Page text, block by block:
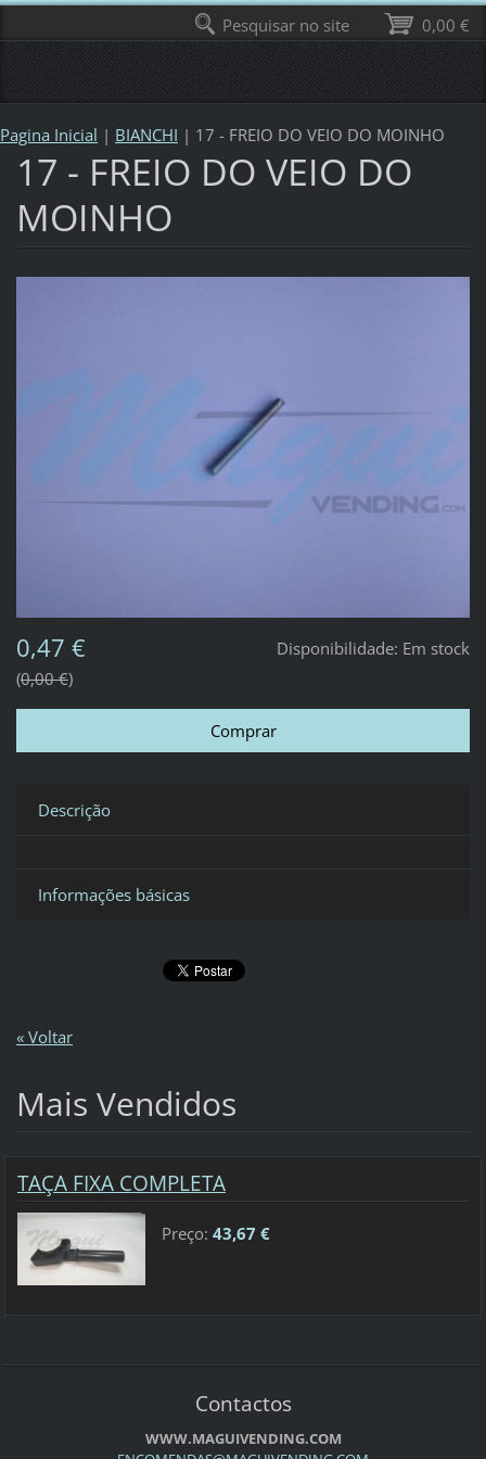
Pagina Inicial | BIANCHI | 17 - FREIO DO VEIO DO MOINHO
17 - FREIO DO VEIO DO
MOINHO
Disponibilidade: Em stock
0,47 €
0,00 €
Descrição
Informações básicas
« Voltar
Mais Vendidos
TAÇA FIXA COMPLETA
Preço: 43,67 €
Contactos
WWW.MAGUIVENDING.COM
0,00 €
Pesquisar no site